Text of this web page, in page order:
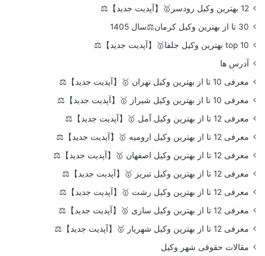
12 بهترین وکیل رودسر🥇【آپدیت جدید】⚖️
30 تا از بهترین وکیل کرمان⚖️سال 1405
top 10 بهترین وکیل جلفا🥇【آپدیت جدید】⚖️
آدرس ها
معرفی 10 تا از بهترین وکیل تهران 🥇【آپدیت جدید】⚖️
معرفی 10 تا از بهترین وکیل شیراز 🥇【آپدیت جدید】⚖️
معرفی 12 تا از بهترین وکیل آمل 🥇【آپدیت جدید】⚖️
معرفی 12 تا از بهترین وکیل ارومیه 🥇【آپدیت جدید】⚖️
معرفی 12 تا از بهترین وکیل اصفهان 🥇【آپدیت جدید】⚖️
معرفی 12 تا از بهترین وکیل تبریز 🥇【آپدیت جدید】⚖️
معرفی 12 تا از بهترین وکیل رشت 🥇【آپدیت جدید】⚖️
معرفی 12 تا از بهترین وکیل ساری 🥇【آپدیت جدید】⚖️
معرفی 12 تا از بهترین وکیل شهریار 🥇【آپدیت جدید】⚖️
مقالات حقوقی شهر وکیل